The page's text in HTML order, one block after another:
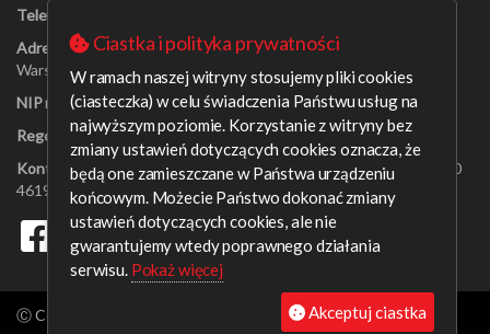
Telefon:
Adres:
Al. Jerozolimskie 30/21
Warszawa 00-024
NIP nr:
526-16-67-131
Regon nr:001408329
Konto bankowe:PEKAO SA o/Warszawa 09 1240 6218 1111 0000
4619 0314
Ⓒ Copyright aleksanderb 2026. All rights reserved.
Ciastka i polityka prywatności
W ramach naszej witryny stosujemy pliki cookies
(ciasteczka) w celu świadczenia Państwu usług na
najwyższym poziomie. Korzystanie z witryny bez
zmiany ustawień dotyczących cookies oznacza, że
będą one zamieszczane w Państwa urządzeniu
końcowym. Możecie Państwo dokonać zmiany
ustawień dotyczących cookies, ale nie
gwarantujemy wtedy poprawnego działania
serwisu. Pokaż więcej
Akceptuj ciastka